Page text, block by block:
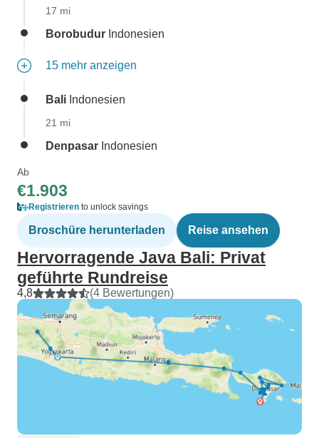
17 mi
Borobudur Indonesien
15 mehr anzeigen
Bali Indonesien
21 mi
Denpasar Indonesien
Ab
€1.903
Registrieren to unlock savings
Broschüre herunterladen Reise ansehen
Hervorragende Java Bali: Privat
geführte Rundreise
4,8 (4 Bewertungen)